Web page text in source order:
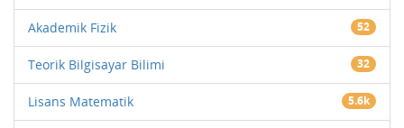
Akademik Fizik 52
Teorik Bilgisayar Bilimi 32
Lisans Matematik 5.6k